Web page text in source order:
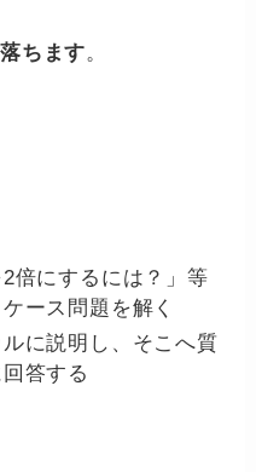
ちます。
2倍にするには？」等
ース問題を解く
に説明し、そこへ質
答する